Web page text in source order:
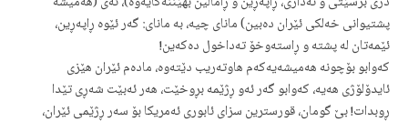
پشتیوانی خه‌لكی ئێران ده‌بین) مانای چیه‌، به‌ مانای: گه‌ر ئێوه‌ ڕاپه‌ڕین،
ئێمه‌تان له‌ پشته‌ و ڕاسته‌وخۆ ته‌داخول ده‌كه‌ین!
كه‌وابو بۆچونه‌ هه‌میشه‌یه‌كه‌م هاوته‌ریب دێته‌وه‌، ماده‌م ئێران هێزی
ئایدۆلۆژی هه‌یه‌، كه‌وابو گه‌ر ئه‌و ڕژێمه‌ بڕوخێت، هه‌ر ئه‌بێت شه‌ڕی تێدا
ڕوبدات! بێ گومان، قورسترین سزای ئابوری ئه‌مریكا بۆ سه‌ر ڕژێمی ئێران،